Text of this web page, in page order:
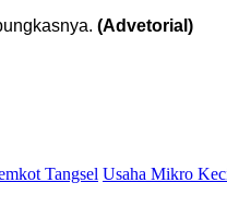
(Advetorial)
Tangsel Usaha Mikro